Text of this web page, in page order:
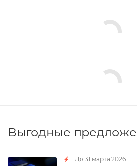
Выгодные
До 31 марта 2026